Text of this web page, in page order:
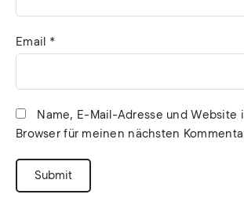
Email *
Name, E-Mail-Adresse und Website
Browser für meinen nächsten